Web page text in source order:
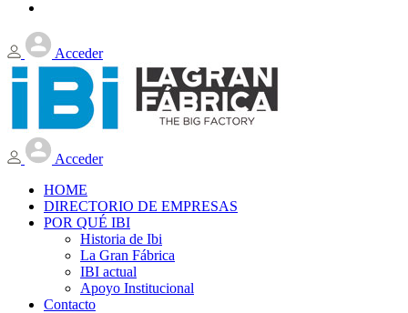
Acceder
Acceder
HOME
DIRECTORIO DE EMPRESAS
POR QUÉ IBI
Historia de Ibi
La Gran Fábrica
IBI actual
Apoyo Institucional
Contacto